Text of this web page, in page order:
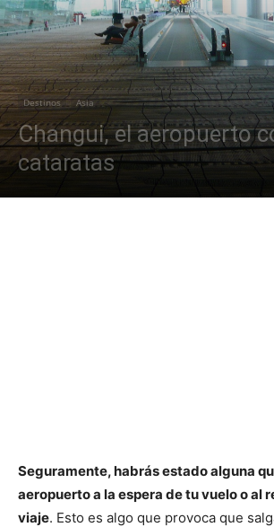
Destinos Asia
Changui, el aeropuerto
cataratas
Seguramente, habrás estado alguna
aeropuerto a la espera de tu vuelo o al
viaje. Esto es algo que provoca que